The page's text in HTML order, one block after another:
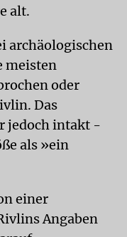
alt.
archäologischen
meisten
oder
Das
jedoch intakt -
als »ein
einer
Angaben